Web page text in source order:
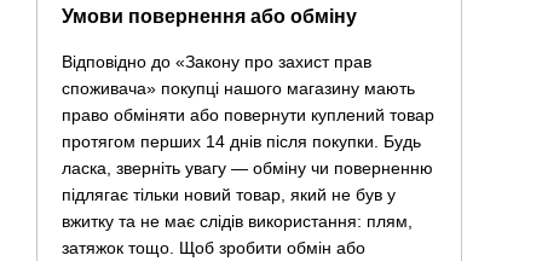
Умови повернення або обміну
Відповідно до «Закону про захист прав
споживача» покупці нашого магазину мають
право обміняти або повернути куплений товар
протягом перших 14 днів після покупки. Будь
ласка, зверніть увагу — обміну чи поверненню
підлягає тільки новий товар, який не був у
вжитку та не має слідів використання: плям,
затяжок тощо. Щоб зробити обмін або